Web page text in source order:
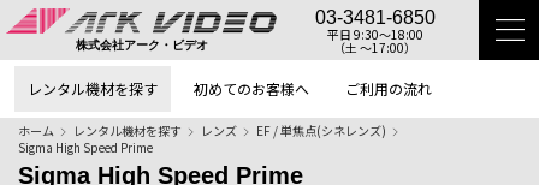
株式会社アーク・ビデオ
03-3481-6850
平日 9:30〜18:00
（土 〜17:00）
レンタル機材を探す 初めてのお客様へ ご利用の流れ
ホーム レンタル機材を探す レンズ
EF / 単焦点(シネレンズ)
Sigma High Speed Prime
Sigma High Speed Prime